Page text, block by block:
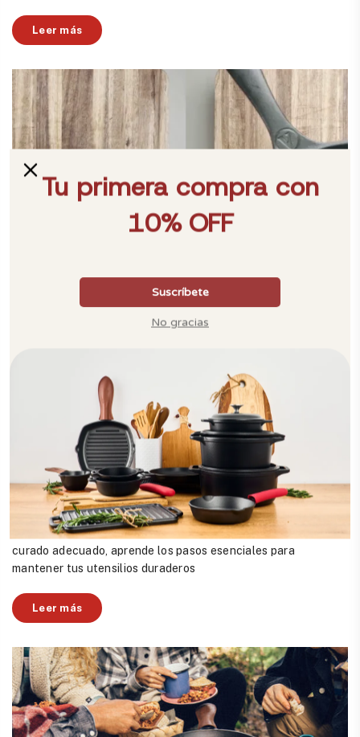
Leer más
Guía Completa para Restaurar y Mantener
Utensilios de Cocina de Hierro Fundido
Recupera tus utensilios de cocina de hierro fundido con
nuestra guía detallada. Desde la eliminación del óxido hasta el
curado adecuado, aprende los pasos esenciales para
mantener tus utensilios duraderos
Leer más